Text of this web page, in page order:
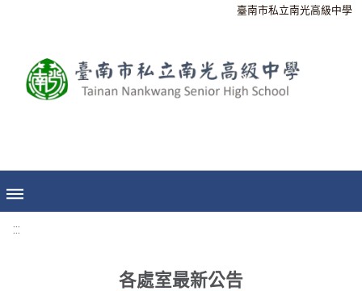
臺南市私立南光高級中學
:::
各處室最新公告